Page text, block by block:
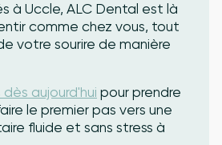
à Uccle, ALC Dental est là
comme chez vous, tout
votre sourire de manière
aujourd'hui pour prendre
le premier pas vers une
fluide et sans stress à